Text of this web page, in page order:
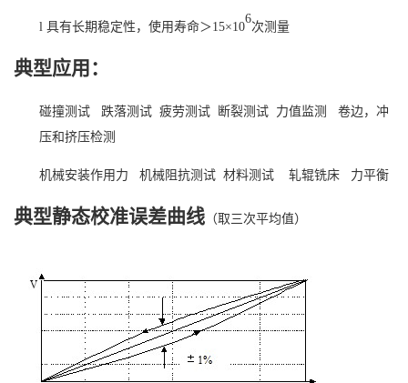
l 具有长期稳定性，使用寿命＞15×10
6
次测量
典型应用：
碰撞测试 跌落测试 疲劳测试 断裂测试 力值监测
卷边，冲
压和挤压检测
机械安装作用力 机械阻抗测试 材料测试 轧辊铣床 力平衡
典型静态校准误差曲线 （取三次平均值）